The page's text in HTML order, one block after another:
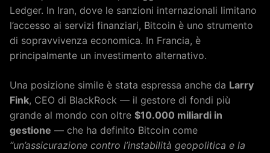
Ledger. In Iran, dove le sanzioni internazionali limitano
l’accesso ai servizi finanziari, Bitcoin è uno strumento
di sopravvivenza economica. In Francia, è
principalmente un investimento alternativo.
Una posizione simile è stata espressa anche da Larry
Fink, CEO di BlackRock — il gestore di fondi più
grande al mondo con oltre $10.000 miliardi in
gestione — che ha definito Bitcoin come
“un’assicurazione contro l’instabilità geopolitica e la